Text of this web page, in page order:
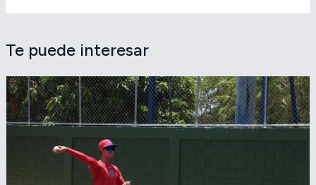
Te puede interesar